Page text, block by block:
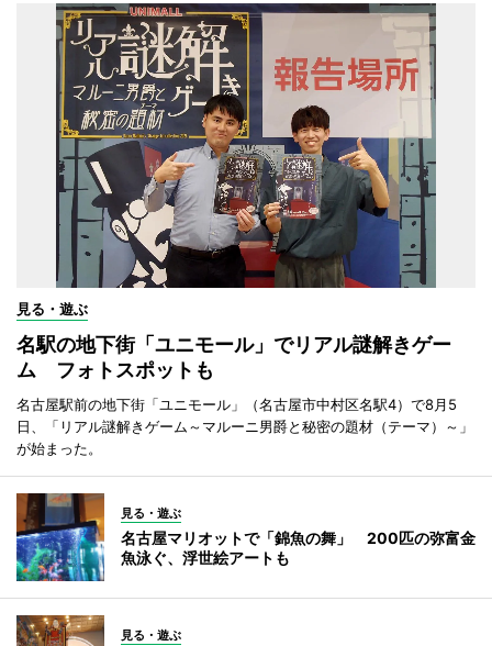
見る・遊ぶ
名駅の地下街「ユニモール」でリアル謎解きゲー
ム フォトスポットも
名古屋駅前の地下街「ユニモール」（名古屋市中村区名駅4）で8月5
日、「リアル謎解きゲーム～マルーニ男爵と秘密の題材（テーマ）～」
が始まった。
見る・遊ぶ
名古屋マリオットで「錦魚の舞」 200匹の弥富金
魚泳ぐ、浮世絵アートも
見る・遊ぶ